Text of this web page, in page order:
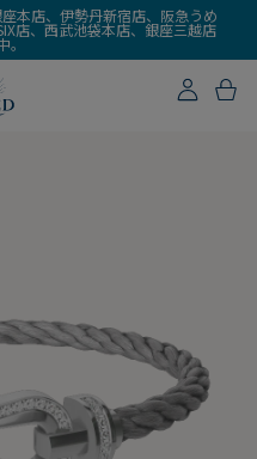
本店、伊勢丹新宿店、阪急うめ
店、西武池袋本店、銀座三越店
。